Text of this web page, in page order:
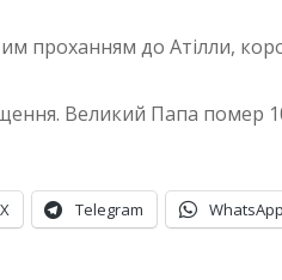
h
n
проханням до Атілли,
Великий Папа помер
X Telegram WhatsApp